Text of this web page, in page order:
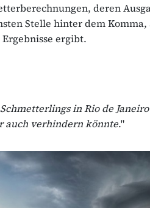
deren
Stelle hinter dem
ergibt.
in Rio de
auch verhindern könnte."